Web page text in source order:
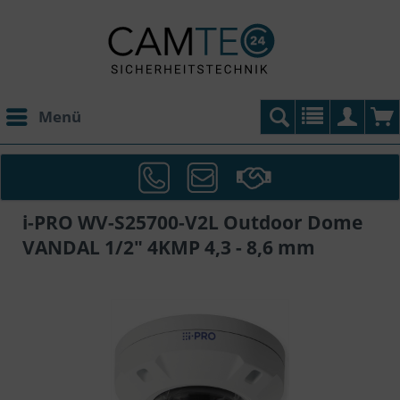
Menü
i-PRO WV-S25700-V2L Outdoor Dome
VANDAL 1/2" 4KMP 4,3 - 8,6 mm